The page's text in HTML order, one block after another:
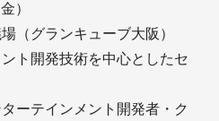
）
（グランキューブ大阪）
ト開発技術を中心としたセ
ーテインメント開発者・ク